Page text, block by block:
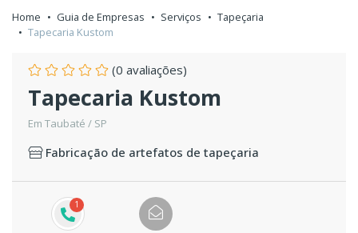
Home Guia de Empresas Serviços
Tapeçaria
Tapecaria Kustom
(0 avaliações)
Tapecaria Kustom
Em Taubaté / SP
Fabricação de artefatos de tapeçaria
1